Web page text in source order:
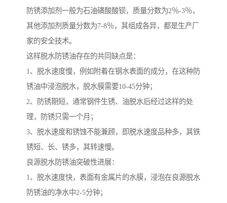
防锈添加剂一般为石油磺酸酸钡，质量分数为2％-3％，
其他添加剂质量分数为7-8％，其组成各异，都是生产厂
家的安全技术。
这样脱水防锈油存在的共同缺点是：
1、脱水速度慢，例如附着在钢水表面的成分，在这种防
锈油中浸泡脱水，脱水膜需要10-45分钟；
2、防锈期短，通常钢件生锈、油脱水后经过这样的处
理，防锈只需一个月；
3、脱水速度和锈蚀不能兼顾，即脱水速度品种多，其铁
锈短、长、锈多，其转速慢。
良源脱水防锈油突破性进展：
1、脱水速度快，表面有金属片的水膜，浸泡在良源脱水
防锈油的净水中2-5分钟；